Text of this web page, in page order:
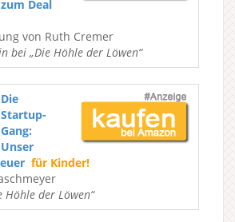
zum Deal
von Ruth Cremer
bei „Die Höhle der Löwen“
Die
Startup-
Gang:
Unser
für Kinder!
Höhle der Löwen“